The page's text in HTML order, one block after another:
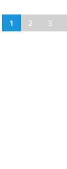
1 2 3